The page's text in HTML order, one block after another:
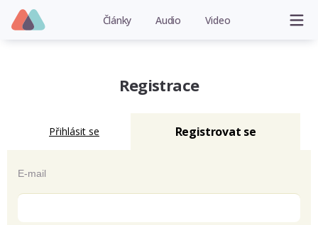
Články Audio Video
Registrace
Přihlásit se Registrovat se
E-mail